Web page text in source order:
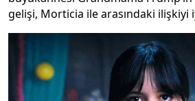
gelişi, Morticia ile arasındaki ilişkiyi